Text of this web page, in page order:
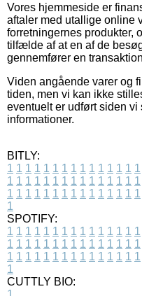
Vores hjemmeside er
aftaler med utallige online
forretningernes produkter,
tilfælde af at en af de
gennemfører en
Viden angående varer og
tiden, men vi kan ikke
eventuelt er udført siden
informationer.
BITLY:
1 1 1 1 1 1 1 1 1 1 1 1 1 1 1
1 1 1 1 1 1 1 1 1 1 1 1 1 1 1
1 1 1 1 1 1 1 1 1 1 1 1 1 1 1
1
SPOTIFY:
1 1 1 1 1 1 1 1 1 1 1 1 1 1 1
1 1 1 1 1 1 1 1 1 1 1 1 1 1 1
1 1 1 1 1 1 1 1 1 1 1 1 1 1 1
1
CUTTLY BIO: